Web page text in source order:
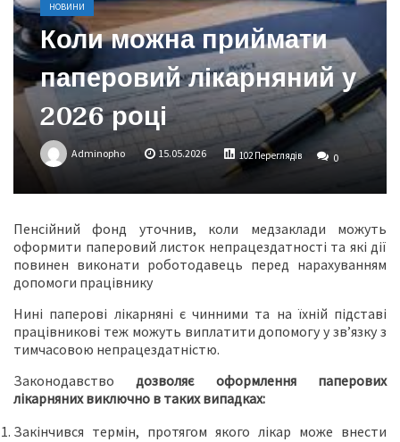
НОВИНИ
Коли можна приймати
паперовий лікарняний у
2026 році
Adminopho 15.05.2026 102 Переглядів 0
Пенсійний фонд уточнив, коли медзаклади можуть
оформити паперовий листок непрацездатності та які дії
повинен виконати роботодавець перед нарахуванням
допомоги працівнику
Нині паперові лікарняні є чинними та на їхній підставі
працівникові теж можуть виплатити допомогу у зв’язку з
тимчасовою непрацездатністю.
Законодавстводозволяє оформлення паперових
лікарняних виключно в таких випадках:
Закінчився термін, протягом якого лікар може внести